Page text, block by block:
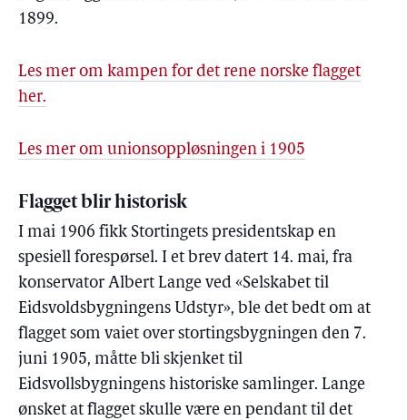
1899.
Les mer om kampen for det rene norske flagget
her.
Les mer om unionsoppløsningen i 1905
Flagget blir historisk
I mai 1906 fikk Stortingets presidentskap en
spesiell forespørsel. I et brev datert 14. mai, fra
konservator Albert Lange ved «Selskabet til
Eidsvoldsbygningens Udstyr», ble det bedt om at
flagget som vaiet over stortingsbygningen den 7.
juni 1905, måtte bli skjenket til
Eidsvollsbygningens historiske samlinger. Lange
ønsket at flagget skulle være en pendant til det